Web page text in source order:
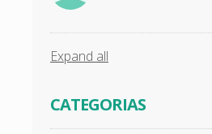
Expand all
CATEGORIAS